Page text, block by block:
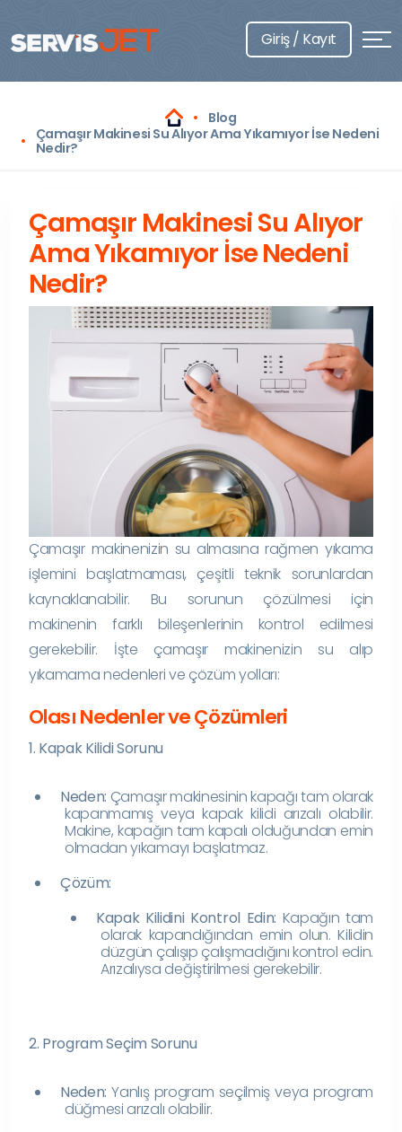
Giriş / Kayıt
Blog
Çamaşır Makinesi Su Alıyor Ama Yıkamıyor İse Nedeni
Nedir?
Çamaşır Makinesi Su Alıyor
Ama Yıkamıyor İse Nedeni
Nedir?
Çamaşır makinenizin su almasına rağmen yıkama
işlemini başlatmaması, çeşitli teknik sorunlardan
kaynaklanabilir. Bu sorunun çözülmesi için
makinenin farklı bileşenlerinin kontrol edilmesi
gerekebilir. İşte çamaşır makinenizin su alıp
yıkamama nedenleri ve çözüm yolları:
Olası Nedenler ve Çözümleri
1. Kapak Kilidi Sorunu
Neden: Çamaşır makinesinin kapağı tam olarak
kapanmamış veya kapak kilidi arızalı olabilir.
Makine, kapağın tam kapalı olduğundan emin
olmadan yıkamayı başlatmaz.
Çözüm:
Kapak Kilidini Kontrol Edin: Kapağın tam
olarak kapandığından emin olun. Kilidin
düzgün çalışıp çalışmadığını kontrol edin.
Arızalıysa değiştirilmesi gerekebilir.
2. Program Seçim Sorunu
Neden: Yanlış program seçilmiş veya program
düğmesi arızalı olabilir.